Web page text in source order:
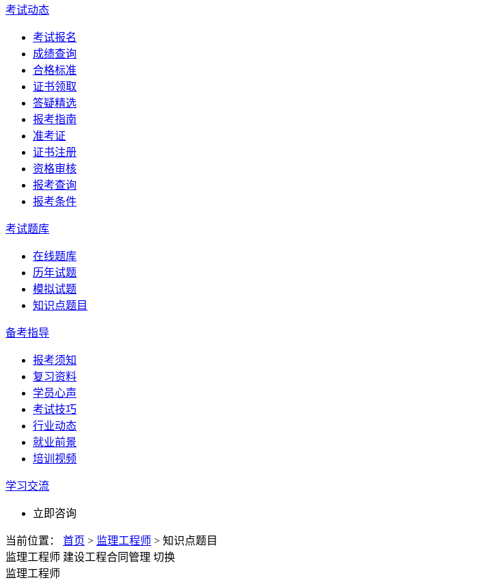
考试动态
考试报名
成绩查询
合格标准
证书领取
答疑精选
报考指南
准考证
证书注册
资格审核
报考查询
报考条件
考试题库
在线题库
历年试题
模拟试题
知识点题目
备考指导
报考须知
复习资料
学员心声
考试技巧
行业动态
就业前景
培训视频
学习交流
立即咨询
当前位置： 首页 > 监理工程师 > 知识点题目
监理工程师 建设工程合同管理 切换
监理工程师